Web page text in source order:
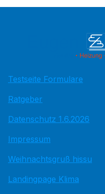
Testseite Formulare
Ratgeber
Datenschutz 1.6.2026
Impressum
Weihnachtsgruß hissu
Landingpage Klima